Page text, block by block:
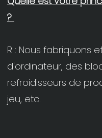
R : Nous fabriquons
d'ordinateur, des
refroidisseurs de